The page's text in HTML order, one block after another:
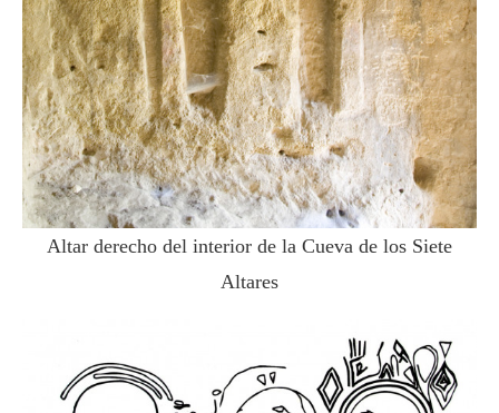
Altar derecho del interior de la Cueva de los Siete
Altares